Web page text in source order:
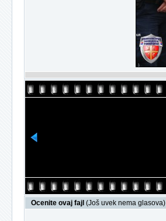
Ocenite ovaj fajl (Još uvek nema glasova)